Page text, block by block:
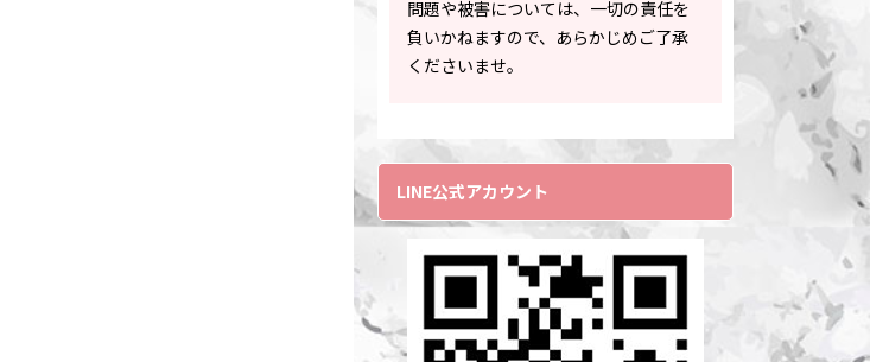
問題や被害については、一切の責任を
負いかねますので、あらかじめご了承
くださいませ。
LINE公式アカウント